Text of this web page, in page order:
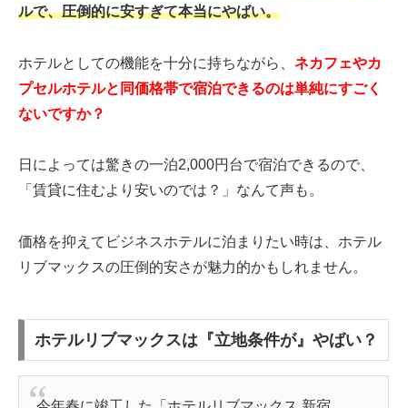
ルで、圧倒的に安すぎて本当にやばい。
ホテルとしての機能を十分に持ちながら、 ネカフェやカ
プセルホテルと同価格帯で宿泊できるのは単純にすごく
ないですか？
日によっては驚きの一泊2,000円台で宿泊できるので、
「賃貸に住むより安いのでは？」なんて声も。
価格を抑えてビジネスホテルに泊まりたい時は、ホテル
リブマックスの圧倒的安さが魅力的かもしれません。
ホテルリブマックスは『立地条件が』やばい？